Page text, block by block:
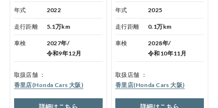
年式 2022
走行距離 5.1万km
車検
2027年/
令和9年12月
取扱店舗
香里店(Honda Cars 大阪)
年式 2025
走行距離 0.1万km
車検
2028年/
令和10年11月
取扱店舗
香里店(Honda Cars 大阪)